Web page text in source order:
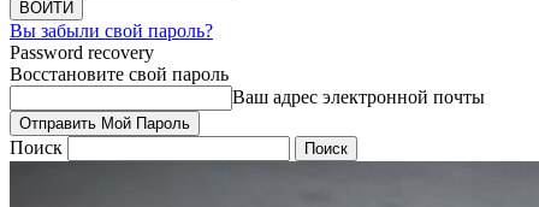
Вы забыли свой пароль?
Password recovery
Восстановите свой пароль
Ваш адрес электронной почты
Поиск